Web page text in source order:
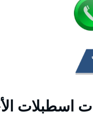
اسطبلات